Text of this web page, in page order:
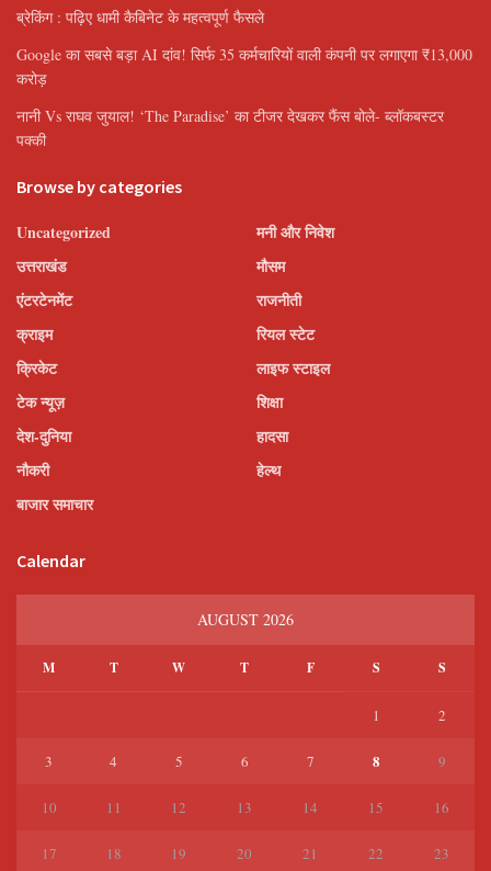
ब्रेकिंग : पढ़िए धामी कैबिनेट के महत्वपूर्ण फैसले
Google का सबसे बड़ा AI दांव! सिर्फ 35 कर्मचारियों वाली कंपनी पर लगाएगा ₹13,000
करोड़
नानी Vs राघव जुयाल! ‘The Paradise’ का टीजर देखकर फैंस बोले- ब्लॉकबस्टर
पक्की
Browse by categories
Uncategorized
उत्तराखंड
एंटरटेनमेंट
क्राइम
क्रिकेट
टेक न्यूज़
देश-दुनिया
नौकरी
बाजार समाचार
मनी और निवेश
मौसम
राजनीती
रियल स्टेट
लाइफ स्टाइल
शिक्षा
हादसा
हेल्थ
Calendar
AUGUST 2026
M T W T F S S
1 2
3 4 5 6 7 8 9
10 11 12 13 14 15 16
17 18 19 20 21 22 23